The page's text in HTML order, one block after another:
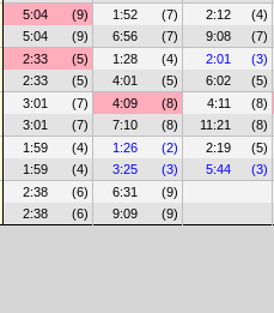
5:04 (9) 1:52 (7) 2:12
(4)
5:04 (9) 6:56 (7) 9:08
(7)
2:33 (5) 1:28 (4) 2:01
(3)
2:33 (5) 4:01 (5) 6:02
(5)
3:01 (7) 4:09 (8) 4:11
(8)
3:01 (7) 7:10 (8) 11:21
(8)
1:59 (4) 1:26 (2) 2:19
(5)
1:59 (4) 3:25 (3) 5:44
(3)
2:38 (6) 6:31
(9)
2:38 (6) 9:09 (9)